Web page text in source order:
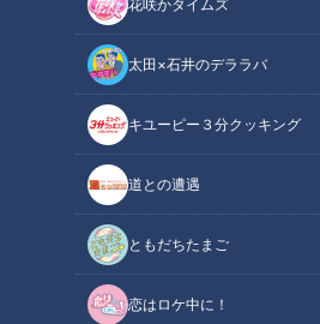
花咲かタイムズ
太田×石井のデララバ
キユーピー３分クッキング
道との遭遇
ともだちたまご
恋はロケ中に！
CBCテレビ『花咲かタイムズ』うなずキング
この記事の画像（全6枚）